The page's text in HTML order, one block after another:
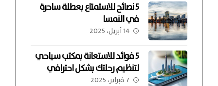
5 نصائح للاستمتاع بعطلة ساحرة
في النمسا
14 أبريل، 2025
5 فوائد للاستعانة بمكتب سياحي
لتنظيم رحلتك بشكل احترافي
7 فبراير، 2025